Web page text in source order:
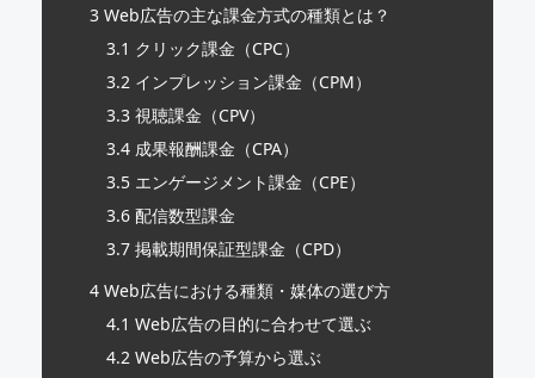
3Web広告の主な課金方式の種類とは？
3.1 クリック課金（CPC）
3.2インプレッション課金（CPM）
3.3視聴課金（CPV）
3.4成果報酬課金（CPA）
3.5エンゲージメント課金（CPE）
3.6配信数型課金
3.7掲載期間保証型課金（CPD）
4Web広告における種類・媒体の選び方
4.1 Web広告の目的に合わせて選ぶ
4.2Web広告の予算から選ぶ